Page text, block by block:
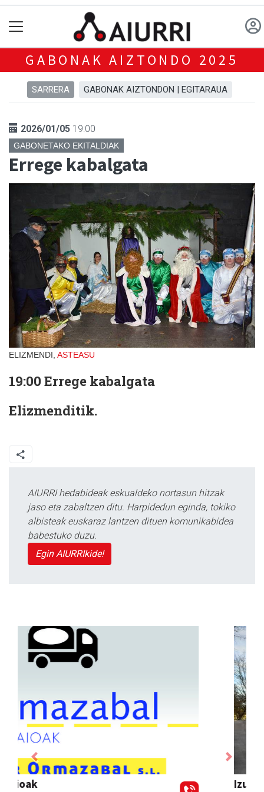
GABONAK AIZTONDO 2025
SARRERA GABONAK AIZTONDON | EGITARAUA
2026/01/05 19:00
GABONETAKO EKITALDIAK
Errege kabalgata
ELIZMENDI, ASTEASU
19:00 Errege kabalgata
Elizmenditik.
AIURRI hedabideak eskualdeko nortasun hitzak
jaso eta zabaltzen ditu. Harpidedun eginda, tokiko
albisteak euskaraz lantzen dituen komunikabidea
babestuko duzu.
Egin AIURRIkide!
Izurtzu erretegia
Previous Next